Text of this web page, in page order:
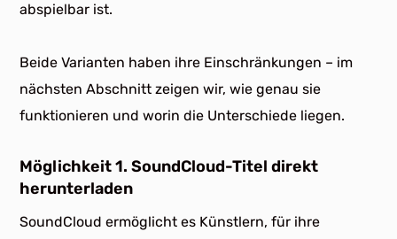
abspielbar ist.
Beide Varianten haben ihre Einschränkungen – im
nächsten Abschnitt zeigen wir, wie genau sie
funktionieren und worin die Unterschiede liegen.
Möglichkeit 1. SoundCloud-Titel direkt
herunterladen
SoundCloud ermöglicht es Künstlern, für ihre